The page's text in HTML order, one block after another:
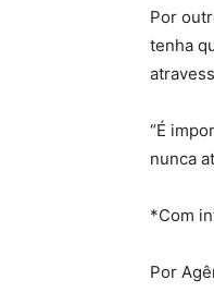
Por
tenha
“É
nunca
*Com
Por